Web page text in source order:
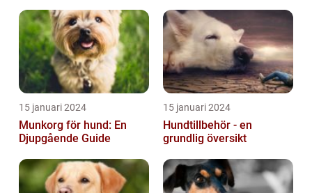
15 januari 2024
Munkorg för hund: En
Djupgående Guide
15 januari 2024
Hundtillbehör - en
grundlig översikt